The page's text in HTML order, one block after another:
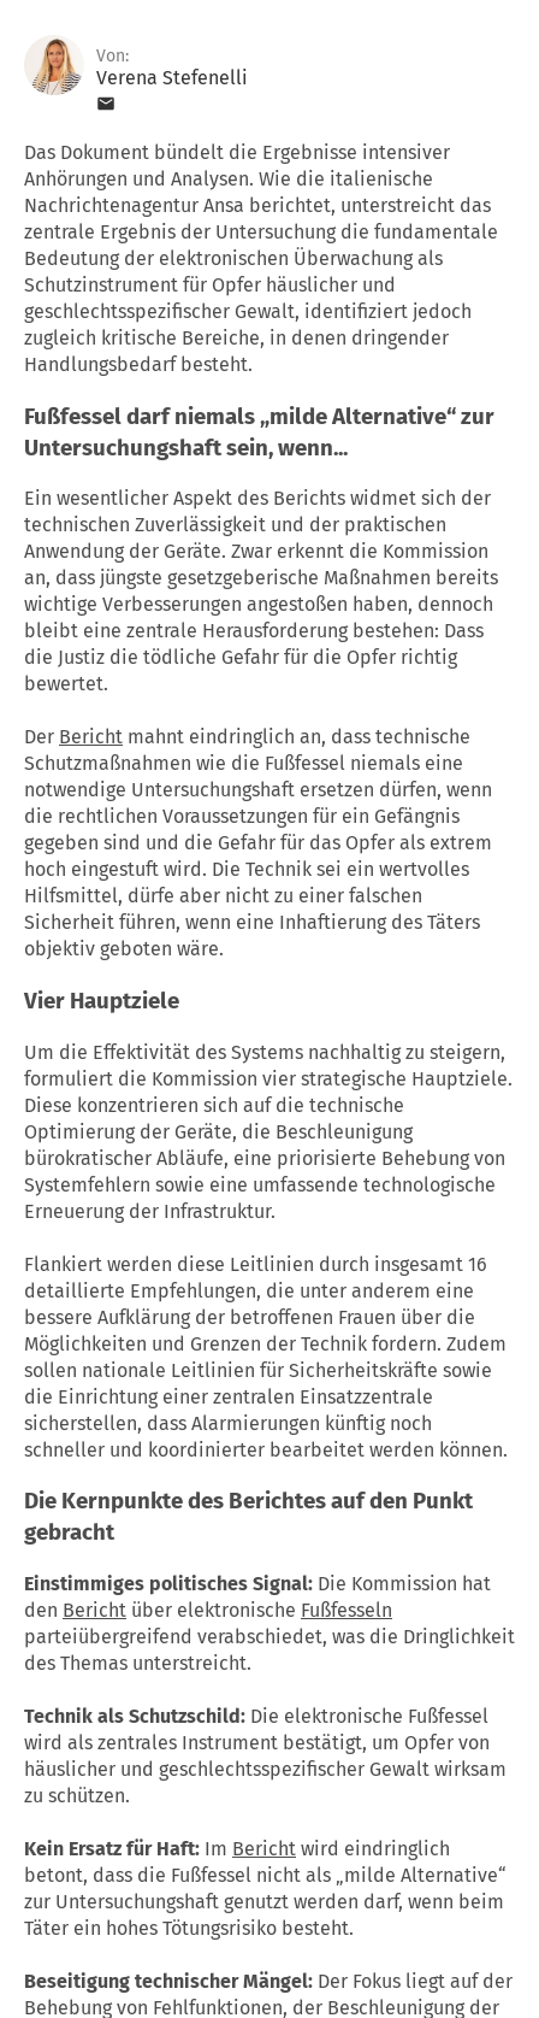
Von:
Verena Stefenelli
Das Dokument bündelt die Ergebnisse intensiver
Anhörungen und Analysen. Wie die italienische
Nachrichtenagentur Ansa berichtet, unterstreicht das
zentrale Ergebnis der Untersuchung die fundamentale
Bedeutung der elektronischen Überwachung als
Schutzinstrument für Opfer häuslicher und
geschlechtsspezifischer Gewalt, identifiziert jedoch
zugleich kritische Bereiche, in denen dringender
Handlungsbedarf besteht.
Fußfessel darf niemals „milde Alternative“ zur
Untersuchungshaft sein, wenn...
Ein wesentlicher Aspekt des Berichts widmet sich der
technischen Zuverlässigkeit und der praktischen
Anwendung der Geräte. Zwar erkennt die Kommission
an, dass jüngste gesetzgeberische Maßnahmen bereits
wichtige Verbesserungen angestoßen haben, dennoch
bleibt eine zentrale Herausforderung bestehen: Dass
die Justiz die tödliche Gefahr für die Opfer richtig
bewertet.
Der Bericht mahnt eindringlich an, dass technische
Schutzmaßnahmen wie die Fußfessel niemals eine
notwendige Untersuchungshaft ersetzen dürfen, wenn
die rechtlichen Voraussetzungen für ein Gefängnis
gegeben sind und die Gefahr für das Opfer als extrem
hoch eingestuft wird. Die Technik sei ein wertvolles
Hilfsmittel, dürfe aber nicht zu einer falschen
Sicherheit führen, wenn eine Inhaftierung des Täters
objektiv geboten wäre.
Vier Hauptziele
Um die Effektivität des Systems nachhaltig zu steigern,
formuliert die Kommission vier strategische Hauptziele.
Diese konzentrieren sich auf die technische
Optimierung der Geräte, die Beschleunigung
bürokratischer Abläufe, eine priorisierte Behebung von
Systemfehlern sowie eine umfassende technologische
Erneuerung der Infrastruktur.
Flankiert werden diese Leitlinien durch insgesamt 16
detaillierte Empfehlungen, die unter anderem eine
bessere Aufklärung der betroffenen Frauen über die
Möglichkeiten und Grenzen der Technik fordern. Zudem
sollen nationale Leitlinien für Sicherheitskräfte sowie
die Einrichtung einer zentralen Einsatzzentrale
sicherstellen, dass Alarmierungen künftig noch
schneller und koordinierter bearbeitet werden können.
Die Kernpunkte des Berichtes auf den Punkt
gebracht
Einstimmiges politisches Signal: Die Kommission hat
den Bericht über elektronische Fußfesseln
parteiübergreifend verabschiedet, was die Dringlichkeit
des Themas unterstreicht.
Technik als Schutzschild: Die elektronische Fußfessel
wird als zentrales Instrument bestätigt, um Opfer von
häuslicher und geschlechtsspezifischer Gewalt wirksam
zu schützen.
Kein Ersatz für Haft: Im Bericht wird eindringlich
betont, dass die Fußfessel nicht als „milde Alternative“
zur Untersuchungshaft genutzt werden darf, wenn beim
Täter ein hohes Tötungsrisiko besteht.
Beseitigung technischer Mängel: Der Fokus liegt auf der
Behebung von Fehlfunktionen, der Beschleunigung der